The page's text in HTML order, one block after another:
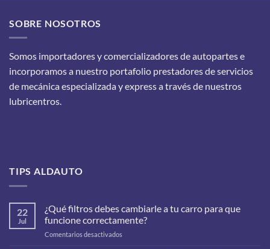
SOBRE NOSOTROS
Somos importadores y comercializadores de autopartes e
incorporamos a nuestro portafolio prestadores de servicios
de mecánica especializada y express a través de nuestros
lubricentros.
TIPS ALDAUTO
22
Jul
¿Qué filtros debes cambiarle a tu carro para que
funcione correctamente?
Comentarios desactivados